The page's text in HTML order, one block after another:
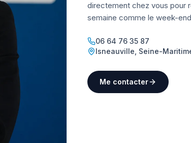
directement chez vous pour
semaine comme le week-
06 64 76 35 87
Isneauville Seine-
Me contacter